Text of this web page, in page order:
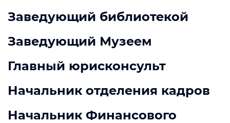
Заведующий библиотекой
Заведующий Музеем
Главный юрисконсульт
Начальник отделения кадров
Начальник Финансового